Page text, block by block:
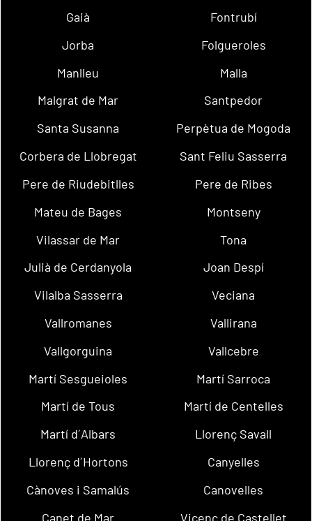
Gaià
Fontrubí
Jorba
Folgueroles
Manlleu
Malla
Malgrat de Mar
Santpedor
Santa Susanna
Perpètua de Mogoda
Corbera de Llobregat
Sant Feliu Sasserra
Pere de Riudebitlles
Pere de Ribes
Mateu de Bages
Montseny
Vilassar de Mar
Tona
Julià de Cerdanyola
Joan Despí
Vilalba Sasserra
Veciana
Vallromanes
Vallirana
Vallgorguina
Vallcebre
Martí Sesgueioles
Martí Sarroca
Martí de Tous
Martí de Centelles
Martí d´Albars
Llorenç Savall
Llorenç d´Hortons
Canyelles
Cànoves i Samalús
Canovelles
Canet de Mar
Vicenç de Castellet